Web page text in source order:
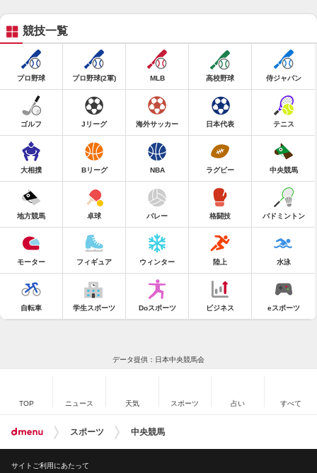
競技一覧
プロ野球 プロ野球(2軍) MLB 高校野球 侍ジャパン
ゴルフ Jリーグ 海外サッカー 日本代表 テニス
大相撲 Bリーグ NBA ラグビー 中央競馬
地方競馬 卓球 バレー 格闘技 バドミントン
モーター フィギュア ウィンター 陸上 水泳
自転車 学生スポーツ Doスポーツ ビジネス eスポーツ
データ提供：日本中央競馬会
TOP ニュース 天気 スポーツ 占い すべて
スポーツ 中央競馬
サイトご利用にあたって